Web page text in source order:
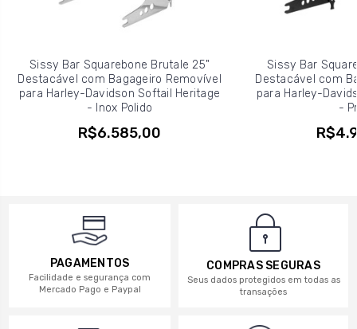
Sissy Bar Squarebone Brutale 25"
Destacável com Bagageiro Removível
para Harley-Davidson Softail Heritage
- Inox Polido
R$6.585,00
Sissy Bar
Destacável com
para Harley-
-
PAGAMENTOS
Facilidade e segurança com
Mercado Pago e Paypal
COMPRAS SEGURAS
Seus dados protegidos em todas as
transações